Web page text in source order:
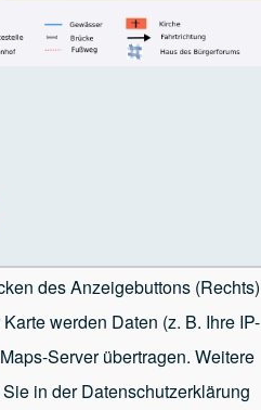
des Anzeigebuttons (Rechts)
werden Daten (z. B. Ihre IP-
Server übertragen. Weitere
in der Datenschutzerklärung